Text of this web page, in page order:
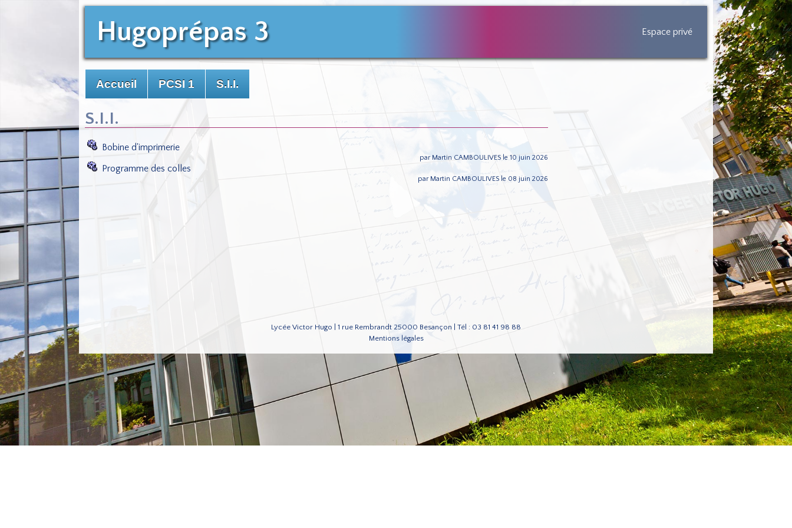
Hugoprépas 3 Espace privé
Accueil PCSI 1 S.I.I.
S.I.I.
Bobine d'imprimerie
par Martin CAMBOULIVES le 10 juin 2026
Programme des colles
par Martin CAMBOULIVES le 08 juin 2026
Lycée Victor Hugo | 1 rue Rembrandt 25000 Besançon | Tél : 03 81 41 98 88
Mentions légales